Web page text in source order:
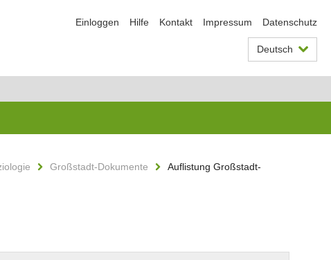
Einloggen Hilfe Kontakt Impressum Datenschutz
Deutsch
Großstadt-Dokumente
Auflistung Großstadt-